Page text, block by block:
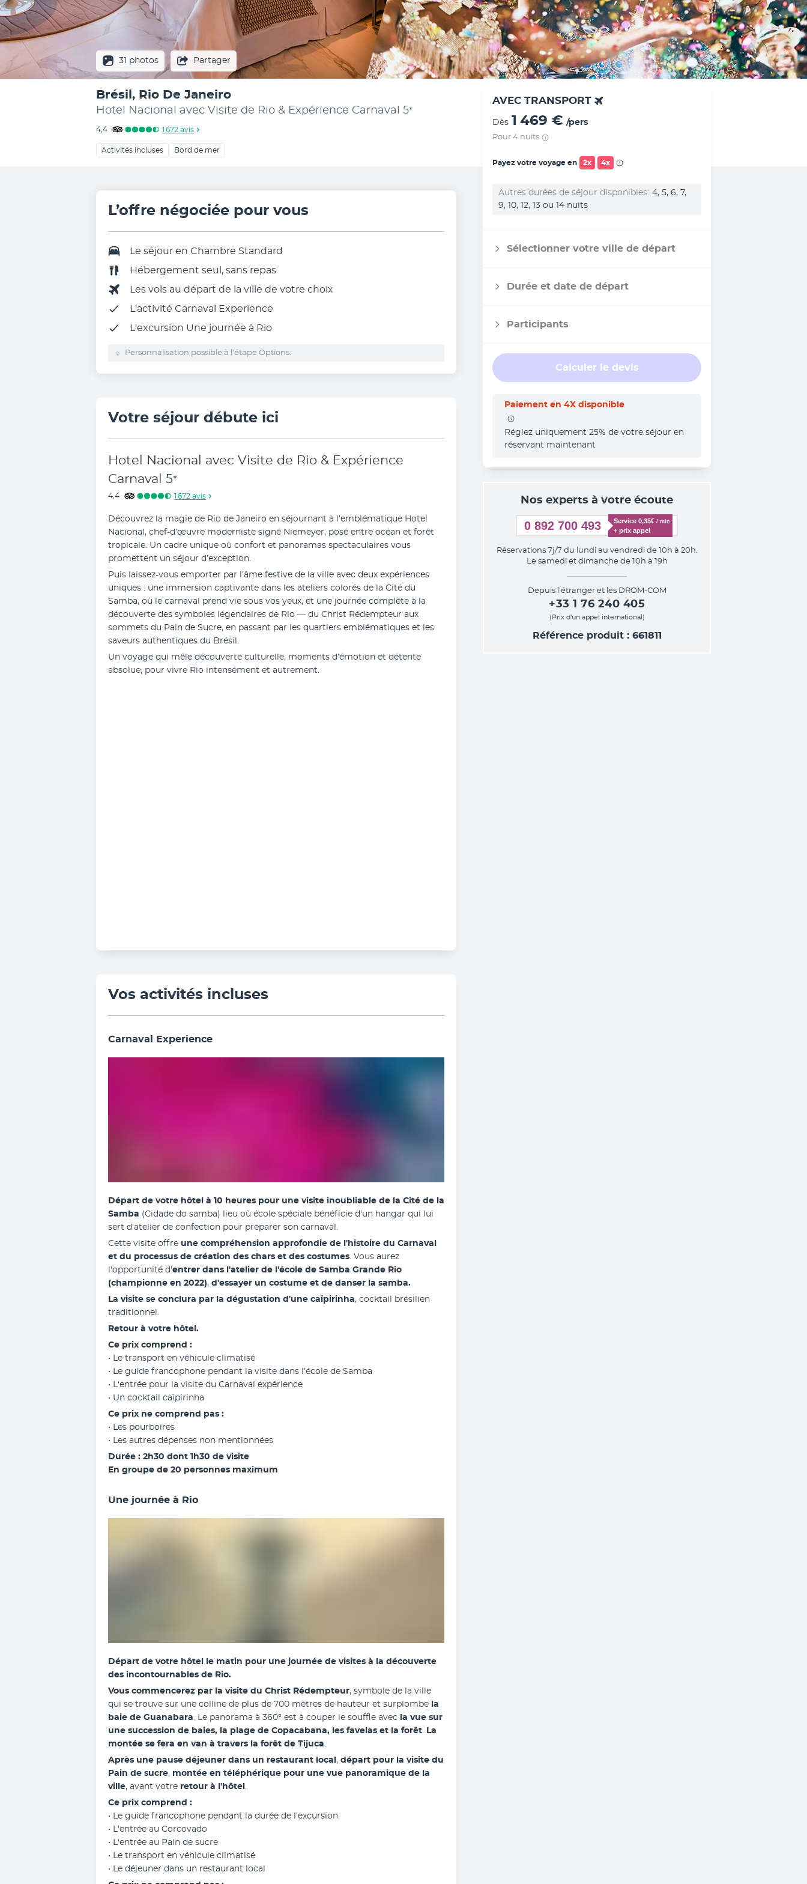
31 photos Partager
Brésil, Rio De Janeiro
Hotel Nacional avec Visite de Rio & Expérience Carnaval 5*
4,4 1 672 avis
Activités incluses Bord de mer
AVEC TRANSPORT
Dès 1 469 € /pers
Pour 4 nuits
Payez votre voyage en 2x 4x
Autres durées de séjour disponibles 4, 5, 6, 7,
9, 10, 12, 13 ou 14 nuits
Sélectionner votre ville de départ
Durée et date de départ
Participants
Calculer le devis
Paiement en 4X disponible
Réglez uniquement 25% de votre séjour en
réservant maintenant
Nos experts à votre écoute
0 892 700 493 Service 0,35€ / min
+ prix appel
Réservations 7j/7 du lundi au vendredi de 10h à 20h.
Le samedi et dimanche de 10h à 19h
Depuis l’étranger et les DROM-COM
+33 1 76 240 405
(Prix d’un appel international)
Référence produit : 661811
L’offre négociée pour vous
Le séjour en Chambre Standard
Hébergement seul, sans repas
Les vols au départ de la ville de votre choix
L'activité Carnaval Experience
L'excursion Une journée à Rio
Personnalisation possible à l’étape Options.
Votre séjour débute ici
Hotel Nacional avec Visite de Rio & Expérience
Carnaval
5*
4,4 1 672 avis
Découvrez la magie de Rio de Janeiro en séjournant à l’emblématique Hotel
Nacional, chef-d’œuvre moderniste signé Niemeyer, posé entre océan et forêt
tropicale. Un cadre unique où confort et panoramas spectaculaires vous
promettent un séjour d’exception.
Puis laissez-vous emporter par l’âme festive de la ville avec deux expériences
uniques : une immersion captivante dans les ateliers colorés de la Cité du
Samba, où le carnaval prend vie sous vos yeux, et une journée complète à la
découverte des symboles légendaires de Rio — du Christ Rédempteur aux
sommets du Pain de Sucre, en passant par les quartiers emblématiques et les
saveurs authentiques du Brésil.
Un voyage qui mêle découverte culturelle, moments d’émotion et détente
absolue, pour vivre Rio intensément et autrement.
Vos activités incluses
Carnaval Experience
Départ de votre hôtel à 10 heures pour une visite inoubliable de la Cité de la
Samba (Cidade do samba) lieu où école spéciale bénéficie d'un hangar qui lui
sert d'atelier de confection pour préparer son carnaval.
Cette visite offre une compréhension approfondie de l'histoire du Carnaval
et du processus de création des chars et des costumes. Vous aurez
l'opportunité d'entrer dans l'atelier de l'école de Samba Grande Rio
(championne en 2022), d'essayer un costume et de danser la samba.
La visite se conclura par la dégustation d'une caïpirinha, cocktail brésilien
traditionnel.
Retour à votre hôtel.
Ce prix comprend :
• Le transport en véhicule climatisé
• Le guide francophone pendant la visite dans l’école de Samba
• L'entrée pour la visite du Carnaval expérience
• Un cocktail caïpirinha
Ce prix ne comprend pas :
• Les pourboires
• Les autres dépenses non mentionnées
Durée : 2h30 dont 1h30 de visite
En groupe de 20 personnes maximum
Une journée à Rio
Départ de votre hôtel le matin pour une journée de visites à la découverte
des incontournables de Rio.
Vous commencerez par la visite du Christ Rédempteur, symbole de la ville
qui se trouve sur une colline de plus de 700 mètres de hauteur et surplombe la
baie de Guanabara. Le panorama à 360° est à couper le souffle avec la vue sur
une succession de baies, la plage de Copacabana, les favelas et la forêt. La
montée se fera en van à travers la forêt de Tijuca.
Après une pause déjeuner dans un restaurant local , départ pour la visite du
Pain de sucre, montée en téléphérique pour une vue panoramique de la
ville, avant votre retour à l'hôtel .
Ce prix comprend :
• Le guide francophone pendant la durée de l’excursion
• L'entrée au Corcovado
• L'entrée au Pain de sucre
• Le transport en véhicule climatisé
• Le déjeuner dans un restaurant local